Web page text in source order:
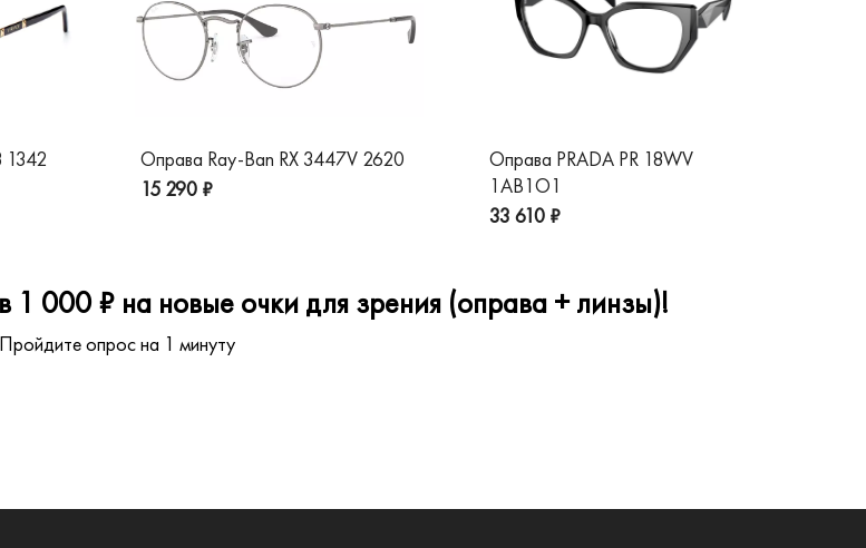
1342
Оправа Ray-Ban RX 3447V 2620
15 290 ₽
Оправа PRADA PR 18WV
1AB1O1
33 610 ₽
1 000 ₽ на новые очки для зрения (оправа + линзы)!
Пройдите опрос на 1 минуту